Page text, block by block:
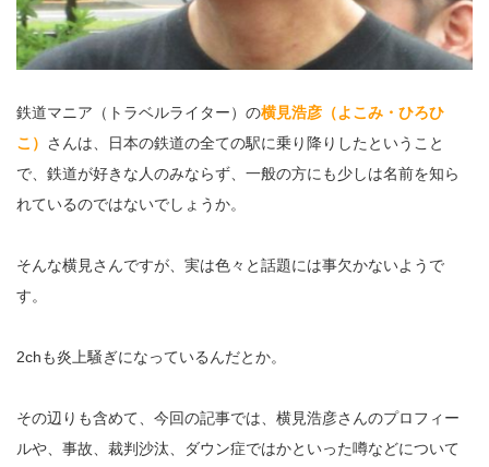
鉄道マニア（トラベルライター）の横見浩彦（よこみ・ひろひ
こ） さんは、日本の鉄道の全ての駅に乗り降りしたということ
で、鉄道が好きな人のみならず、一般の方にも少しは名前を知ら
れているのではないでしょうか。
そんな横見さんですが、実は色々と話題には事欠かないようで
す。
2chも炎上騒ぎになっているんだとか。
その辺りも含めて、今回の記事では、横見浩彦さんのプロフィー
ルや、事故、裁判沙汰、ダウン症ではかといった噂などについて